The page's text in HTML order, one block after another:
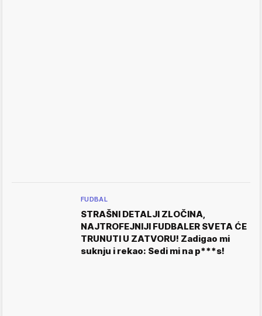
FUDBAL
STRAŠNI DETALJI ZLOČINA,
NAJTROFEJNIJI FUDBALER SVETA ĆE
TRUNUTI U ZATVORU! Zadigao mi
suknju i rekao: Sedi mi na p***s!